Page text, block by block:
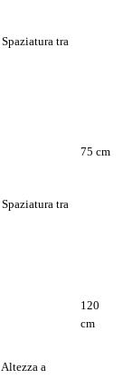
Spaziatura tra
Spaziatura tra
75 cm
Altezza a
120
cm